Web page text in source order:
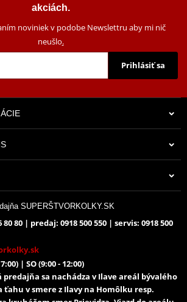
akciách.
noviniek v podobe Newslettru aby mi nič
neušlo.
Prihlásiť sa
SUPERŠTVORKOLKY.SK
80 80 | predaj: 0918 500 550 | servis: 0918 500
| SO (9:00 - 12:00)
predajňa sa nachádza v Ilave areál bývalého
ťahu v smere z Ilavy na Homôlku resp.